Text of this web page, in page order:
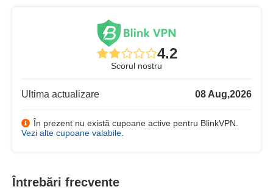
4.2
Scorul nostru
Ultima actualizare 08 Aug,2026
În prezent nu există cupoane active pentru BlinkVPN.
Vezi alte cupoane valabile
Întrebări frecvente